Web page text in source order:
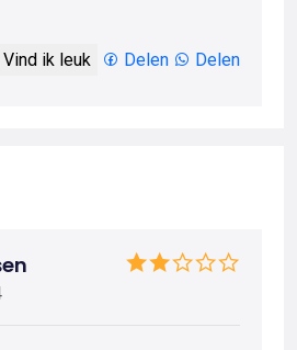
Vind ik leuk Delen Delen